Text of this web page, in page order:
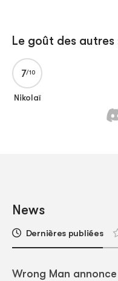
Le goût des autres
7
Nikolaï
News
Dernières publiées
Wrong Man